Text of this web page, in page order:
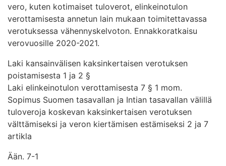
vero, kuten kotimaiset tuloverot, elinkeinotulon
verottamisesta annetun lain mukaan toimitettavassa
verotuksessa vähennyskelvoton. Ennakkoratkaisu
verovuosille 2020-2021.
Laki kansainvälisen kaksinkertaisen verotuksen
poistamisesta 1 ja 2 §
Laki elinkeinotulon verottamisesta 7 § 1 mom.
Sopimus Suomen tasavallan ja Intian tasavallan välillä
tuloveroja koskevan kaksinkertaisen verotuksen
välttämiseksi ja veron kiertämisen estämiseksi 2 ja 7
artikla
Ään. 7-1